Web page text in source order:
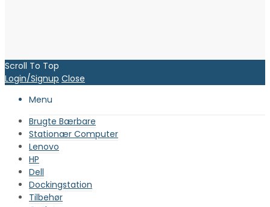
Scroll To Top
Login/Signup Close
Menu
Brugte Bærbare
Stationær Computer
Lenovo
HP
Dell
Dockingstation
Tilbehør